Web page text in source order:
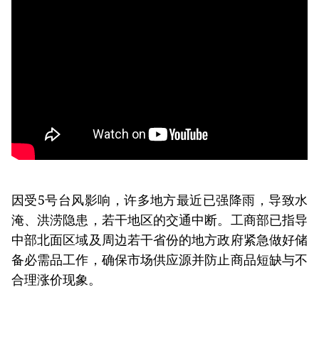
因受5号台风影响，许多地方最近已强降雨，导致水
淹、洪涝隐患，若干地区的交通中断。工商部已指导
中部北面区域及周边若干省份的地方政府紧急做好储
备必需品工作，确保市场供应源并防止商品短缺与不
合理涨价现象。